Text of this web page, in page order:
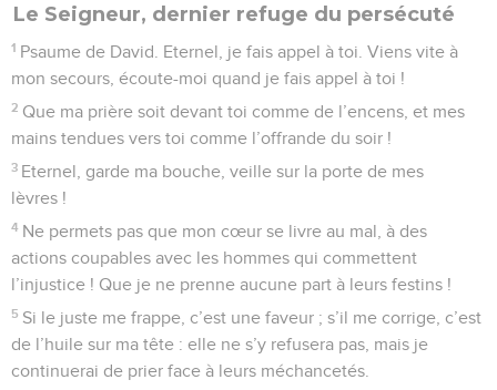
Le Seigneur, dernier refuge du persécuté
1 Psaume de David. Eternel, je fais appel à toi. Viens vite à
mon secours, écoute-moi quand je fais appel à toi !
2 Que ma prière soit devant toi comme de l’encens, et mes
mains tendues vers toi comme l’offrande du soir !
3 Eternel, garde ma bouche, veille sur la porte de mes
lèvres !
4 Ne permets pas que mon cœur se livre au mal, à des
actions coupables avec les hommes qui commettent
l’injustice ! Que je ne prenne aucune part à leurs festins !
5 Si le juste me frappe, c’est une faveur ; s’il me corrige, c’est
de l’huile sur ma tête : elle ne s’y refusera pas, mais je
continuerai de prier face à leurs méchancetés.